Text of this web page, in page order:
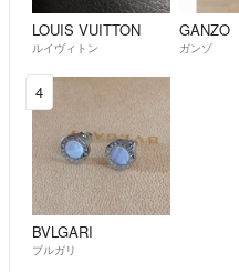
LOUIS VUITTON
ルイヴィトン
GANZO
ガンゾ
4
BVLGARI
ブルガリ